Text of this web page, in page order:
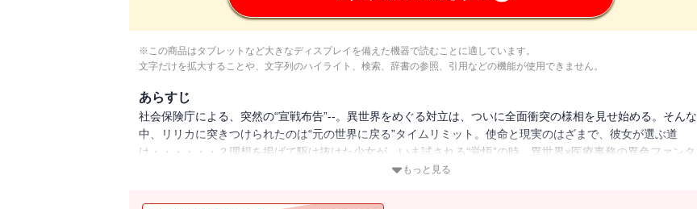
※この商品はタブレットなど大きなディスプレイを備えた機器で読むことに適しています。
文字だけを拡大することや、文字列のハイライト、検索、辞書の参照、引用などの機能が使用できません。
あらすじ
社会保険庁による、突然の“宣戦布告”--。異世界をめぐる対立は、ついに全面衝突の様相を見せ始める。そんな
中、リリカに突きつけられたのは“元の世界に戻る”タイムリミット。使命と現実のはざまで、彼女が選ぶ道
は・・・・・・？理想を掲げて駆け抜けた少女が、いま試される“覚悟”の時。異世界×医療事務の異色ファンタ
もっと見る